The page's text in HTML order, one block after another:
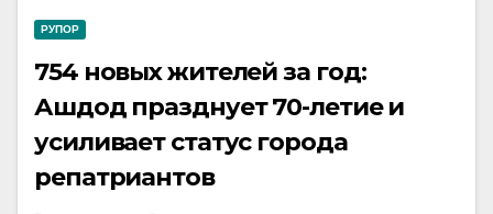
РУПОР
754 новых жителей за год:
Ашдод празднует 70-летие и
усиливает статус города
репатриантов